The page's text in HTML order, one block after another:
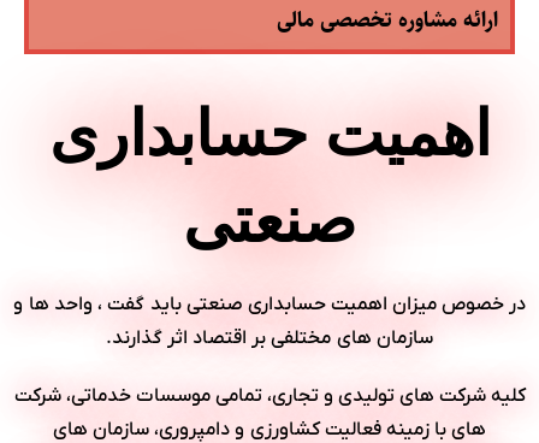
ارائه مشاوره تخصصی مالی
اهمیت حسابداری
صنعتی
در خصوص میزان اهمیت حسابداری صنعتی باید گفت ، واحد ها و
سازمان های مختلفی بر اقتصاد اثر گذارند.
کلیه شرکت های تولیدی و تجاری، تمامی موسسات خدماتی، شرکت
های با زمینه فعالیت کشاورزی و دامپروری، سازمان های